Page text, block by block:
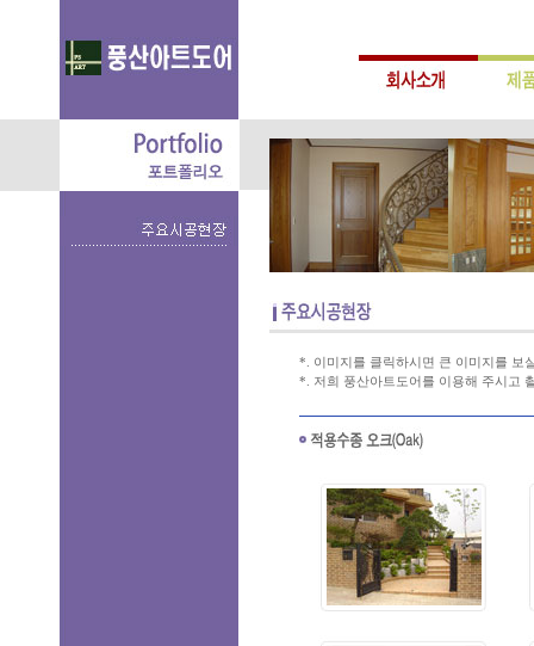
*. 이미지를 클릭하시면 큰 이미지를 보
*. 저희 풍산아트도어를 이용해 주시고